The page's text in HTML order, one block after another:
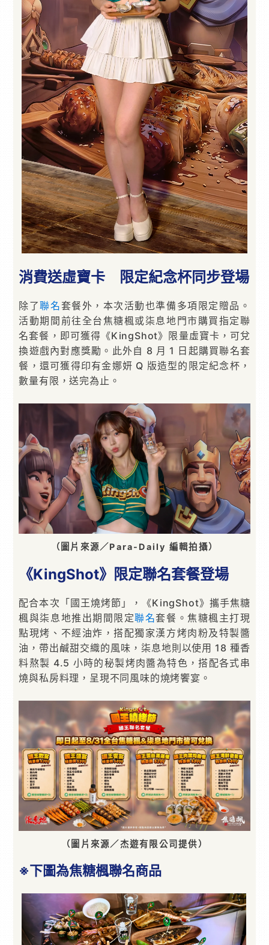
消費送虛寶卡 限定紀念杯同步登場
除了聯名套餐外，本次活動也準備多項限定贈品。
活動期間前往全台焦糖楓或柒息地門市購買指定聯
名套餐，即可獲得《KingShot》限量虛寶卡，可兌
換遊戲內對應獎勵。此外自 8 月 1 日起購買聯名套
餐，還可獲得印有金娜妍 Q 版造型的限定紀念杯，
數量有限，送完為止。
（圖片來源／Para-Daily 編輯拍攝）
《KingShot》 限定聯名套餐登場
配合本次「國王燒烤節」，《KingShot》攜手焦糖
楓與柒息地推出期間限定聯名套餐。焦糖楓主打現
點現烤、不經油炸，搭配獨家漢方烤肉粉及特製醬
油，帶出鹹甜交織的風味，柒息地則以使用 18 種香
料熬製 4.5 小時的秘製烤肉醬為特色，搭配各式串
燒與私房料理，呈現不同風味的燒烤饗宴。
（圖片來源／杰遊有限公司提供）
※下圖為焦糖楓聯名商品